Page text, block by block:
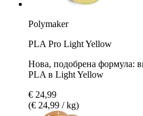
Polymaker
PLA Pro Light Yellow
Нова, подобрена формула:
PLA в Light Yellow
€ 24,99
(€ 24,99 / kg)